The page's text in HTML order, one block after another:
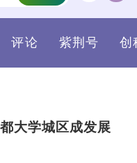
评论 紫荆号 创
大学城区成发展